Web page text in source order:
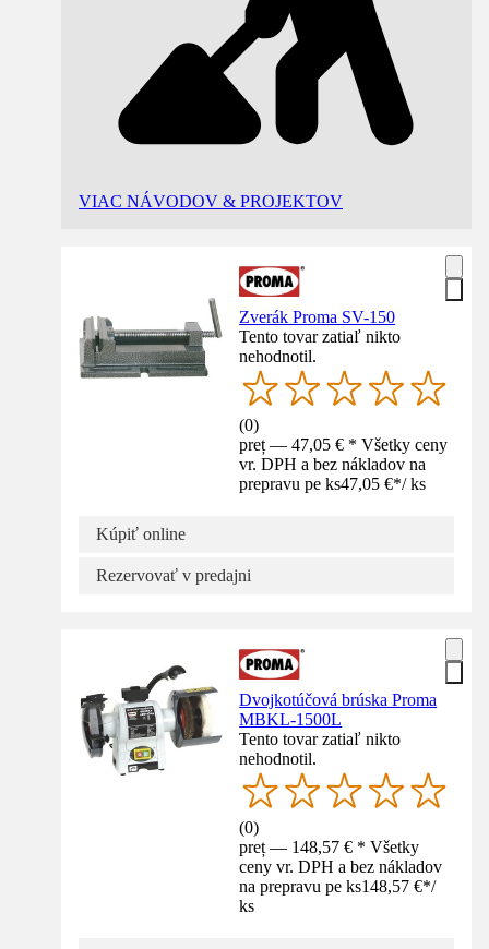
VIAC NÁVODOV & PROJEKTOV
Zverák Proma SV-150
Tento tovar zatiaľ nikto
nehodnotil.
(0)
preț — 47,05 € * Všetky ceny
vr. DPH a bez nákladov na
prepravu pe ks47,05 €*/ ks
Kúpiť online
Rezervovať v predajni
Dvojkotúčová brúska Proma
MBKL-1500L
Tento tovar zatiaľ nikto
nehodnotil.
(0)
preț — 148,57 € * Všetky
ceny vr. DPH a bez nákladov
na prepravu pe ks148,57 €*/
ks